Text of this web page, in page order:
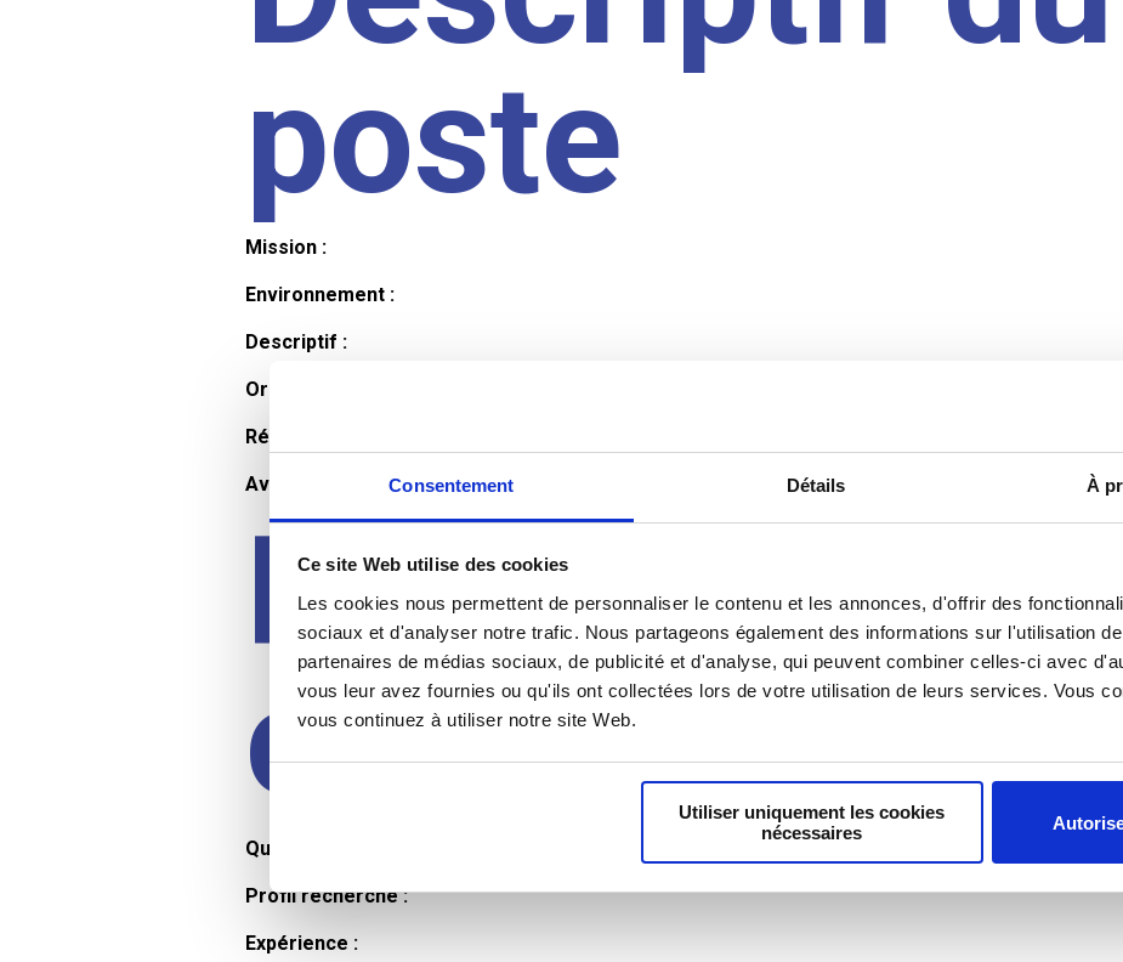
Consentement Détails À
Ce site Web utilise des cookies
Les cookies nous permettent de personnaliser le contenu et les annonces, d'offrir des
sociaux et d'analyser notre trafic. Nous partageons également des informations sur l'utilisation
partenaires de médias sociaux, de publicité et d'analyse, qui peuvent combiner celles-ci avec
vous leur avez fournies ou qu'ils ont collectées lors de votre utilisation de leurs services. Vous
vous continuez à utiliser notre site Web.
Utiliser uniquement les cookies
nécessaires
poste
Mission :
Environnement :
Descriptif :
Organisation et horaires :
Rémunération :
Avantages :
Profil du
candidat
Qualifications et diplômes :
Profil recherché :
Expérience :